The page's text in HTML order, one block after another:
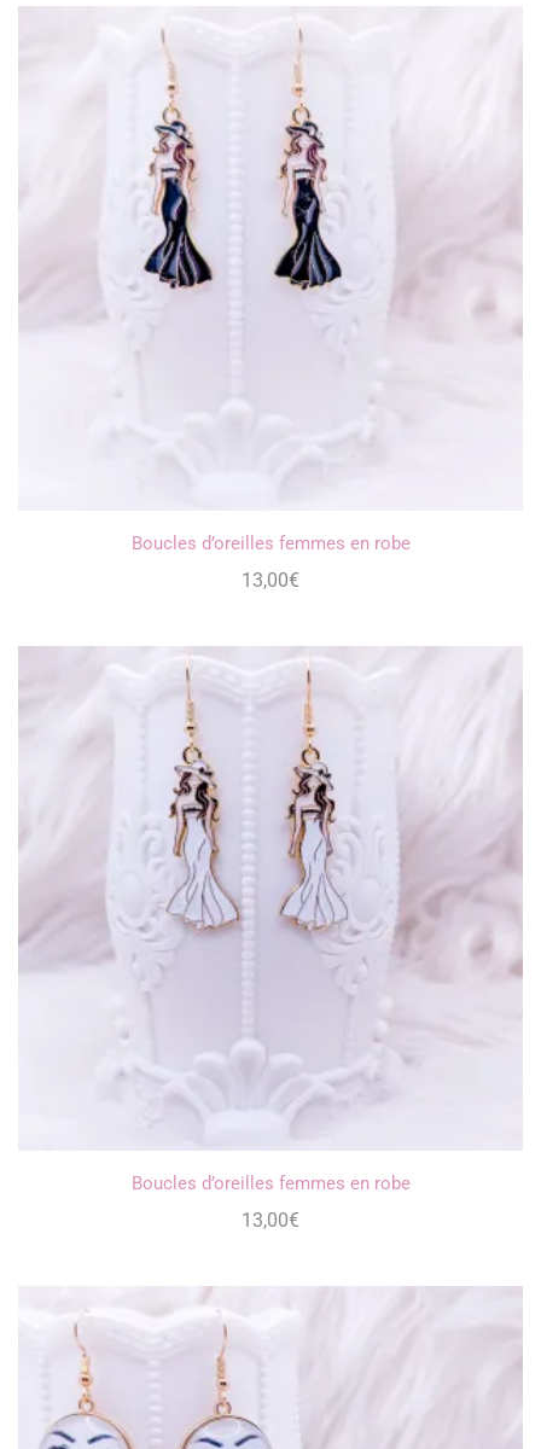
Boucles d’oreilles femmes en robe
13,00€
Boucles d’oreilles femmes en robe
13,00€